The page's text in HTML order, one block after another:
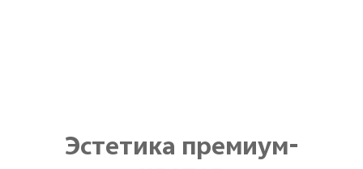
Эстетика премиум-